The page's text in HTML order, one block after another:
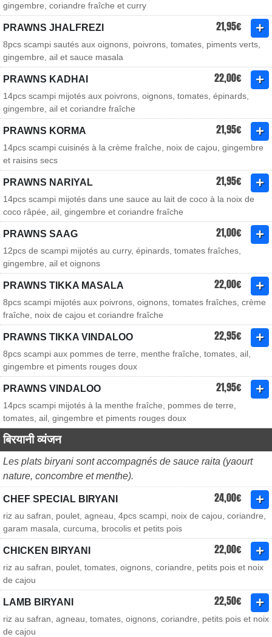
gingembre, coriandre fraîche et curry
PRAWNS JHALFREZI 21,95€
8pcs scampi sautés aux oignons, poivrons, tomates, piments verts,
gingembre, ail et sauce masala
PRAWNS KADHAI 22,00€
14pcs scampi mijotés aux poivrons, oignons, tomates, épinards,
gingembre, ail et coriandre fraîche
PRAWNS KORMA 21,95€
14pcs scampi cuisinés à la crème fraîche, noix de cajou, gingembre
et raisins secs
PRAWNS NARIYAL 21,95€
14pcs scampi mijotés dans une sauce au lait de coco à la noix de
coco râpée, ail, gingembre et coriandre fraîche
PRAWNS SAAG 21,00€
12pcs de scampi mijotés au curry, épinards, tomates fraîches,
gingembre, ail et oignons
PRAWNS TIKKA MASALA 22,00€
8pcs scampi mijotés aux poivrons, oignons, tomates fraîches, crème
fraîche, noix de cajou et coriandre fraîche
PRAWNS TIKKA VINDALOO 22,95€
8pcs scampi aux pommes de terre, menthe fraîche, tomates, ail,
gingembre et piments rouges doux
PRAWNS VINDALOO 21,95€
14pcs scampi mijotés à la menthe fraîche, pommes de terre,
tomates, ail, gingembre et piments rouges doux
बिरयानी व्यंजन
Les plats biryani sont accompagnés de sauce raita (yaourt
nature, concombre et menthe).
CHEF SPECIAL BIRYANI 24,00€
riz au safran, poulet, agneau, 4pcs scampi, noix de cajou, coriandre,
garam masala, curcuma, brocolis et petits pois
CHICKEN BIRYANI 22,00€
riz au safran, poulet, tomates, oignons, coriandre, petits pois et noix
de cajou
LAMB BIRYANI 22,50€
riz au safran, agneau, tomates, oignons, coriandre, petits pois et noix
de cajou